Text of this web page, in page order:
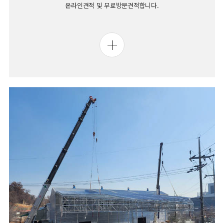
온라인견적 및 무료방문견적합니다.